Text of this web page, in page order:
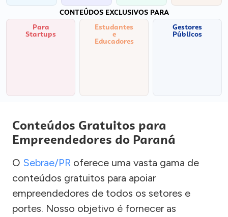
CONTEÚDOS EXCLUSIVOS PARA
Para
Startups
Estudantes
e
Educadores
Gestores
Públicos
Conteúdos Gratuitos para
Empreendedores do Paraná
O Sebrae/PR oferece uma vasta gama de
conteúdos gratuitos para apoiar
empreendedores de todos os setores e
portes. Nosso objetivo é fornecer as